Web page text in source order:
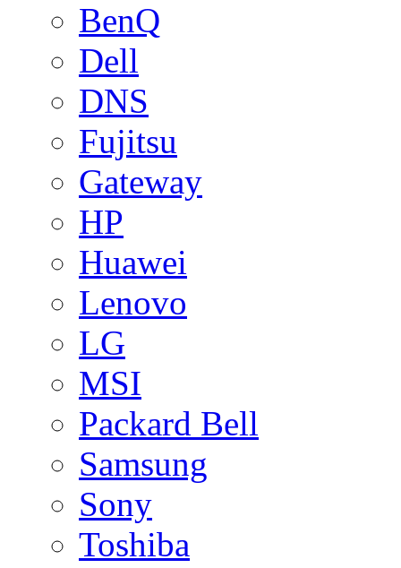
BenQ
Dell
DNS
Fujitsu
Gateway
HP
Huawei
Lenovo
LG
MSI
Packard Bell
Samsung
Sony
Toshiba